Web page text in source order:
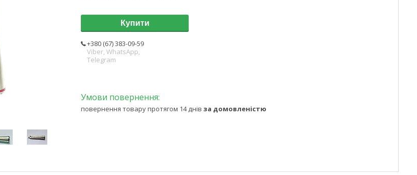
Купити
+380 (67) 383-09-59
Viber, WhatsApp,
Telegram
повернення товару протягом 14 днів за домовленістю